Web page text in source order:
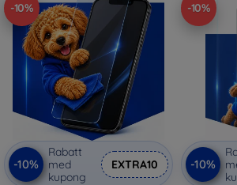
-10%
-10%
Rabatt
med
kupong
EXTRA10
-10%
-10%